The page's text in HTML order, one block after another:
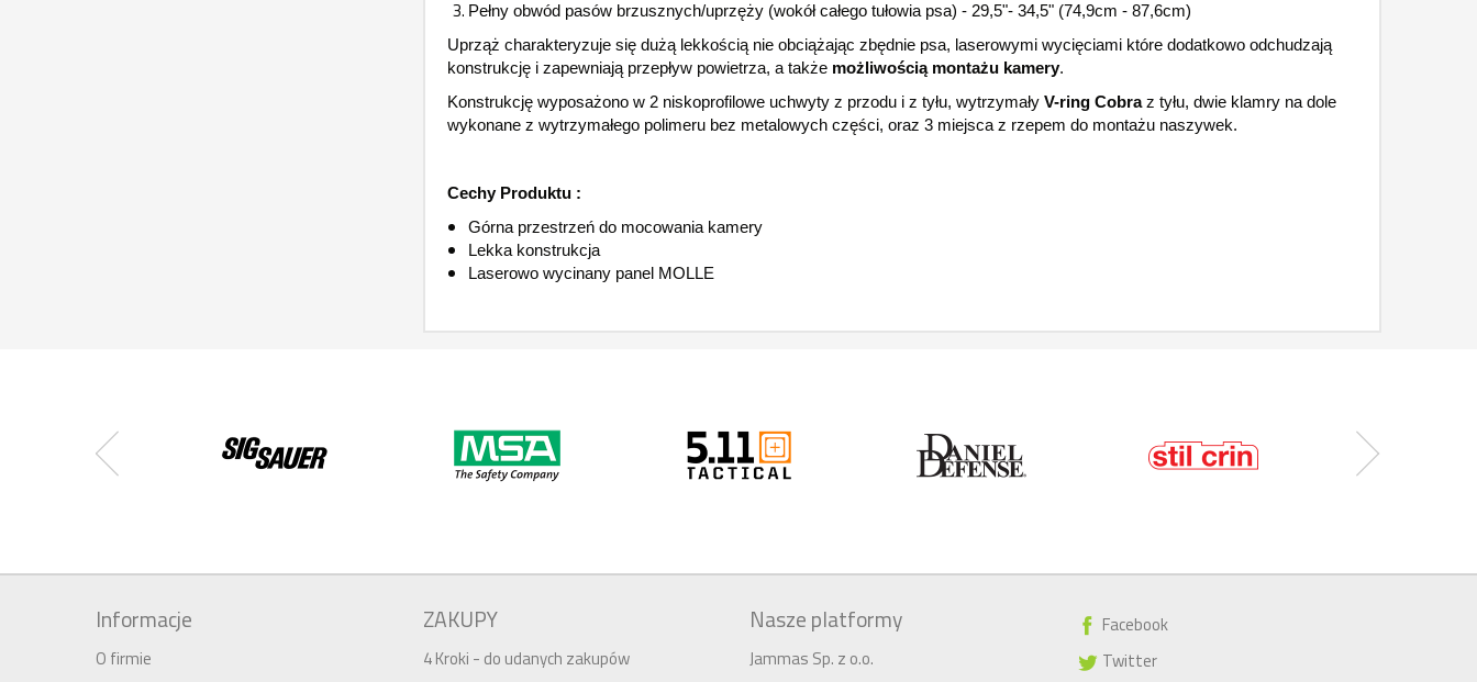
Pełny obwód pasów brzusznych/uprzęży (wokół całego tułowia psa) - 29,5"- 34,5" (74,9cm - 87,6cm)
Uprząż charakteryzuje się dużą lekkością nie obciążając zbędnie psa, laserowymi wycięciami które dodatkowo odchudzają
konstrukcję i zapewniają przepływ powietrza, a także możliwością montażu kamery.
Konstrukcję wyposażono w 2 niskoprofilowe uchwyty z przodu i z tyłu, wytrzymały V-ring Cobraz tyłu, dwie klamry na dole
wykonane z wytrzymałego polimeru bez metalowych części, oraz 3 miejsca z rzepem do montażu naszywek.
Cechy Produktu :
Górna przestrzeń do mocowania kamery
Lekka konstrukcja
Laserowo wycinany panel MOLLE
Facebook
Twitter
Informacje
O firmie
ZAKUPY
4 Kroki - do udanych zakupów
Nasze platformy
Jammas Sp. z o.o.